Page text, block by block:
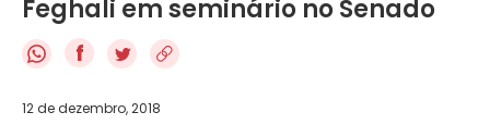
Feghali em seminário no Senado
f
12 de dezembro, 2018